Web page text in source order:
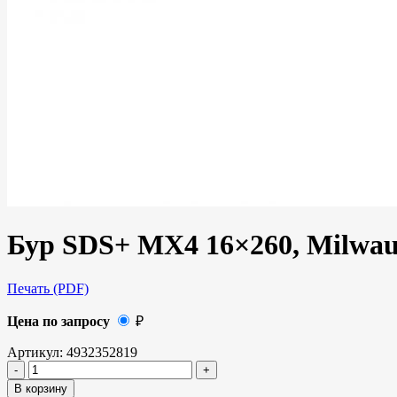
Бур SDS+ MX4 16×260,
Печать (PDF)
Цена по запросу ₽
Артикул: 4932352819
В корзину